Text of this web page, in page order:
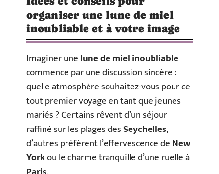
organiser une lune de miel
inoubliable et à votre image
Imaginer unelune de miel inoubliable
commence par une discussion sincère :
quelle atmosphère souhaitez-vous pour ce
tout premier voyage en tant que jeunes
mariés ? Certains rêvent d’un séjour
raffiné sur les plages desSeychelles,
d’autres préfèrent l’effervescence deNew
Yorkou le charme tranquille d’une ruelle à